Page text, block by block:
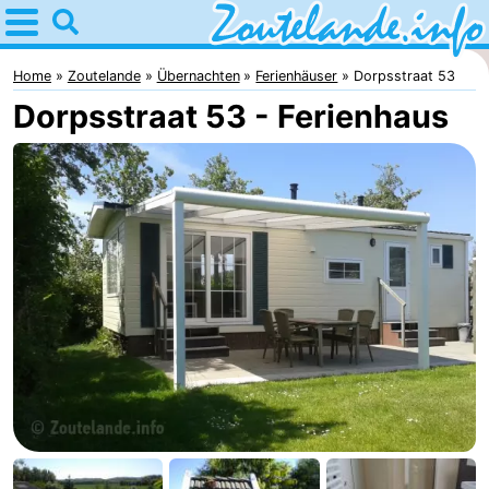
Home
Zoutelande
Tipps
Für
kindern
Webcam
Webcam
Langstraat
Webcam
Strand
Übernachten
Appartements
-
Home Zoutelande Übernachten Ferienhäuser Dorpsstraat 53
Dorpsstraat 53 - Ferienhaus